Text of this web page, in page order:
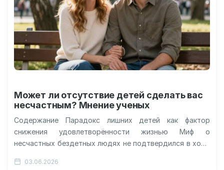
Может ли отсутствие детей сделать вас
несчастным? Мнение ученых
Содержание Парадокс лишних детей как фактор
снижения удовлетворённости жизнью Миф о
несчастных бездетных людях не подтвердился в ходе
изменение репродуктивных…
03.06.2026